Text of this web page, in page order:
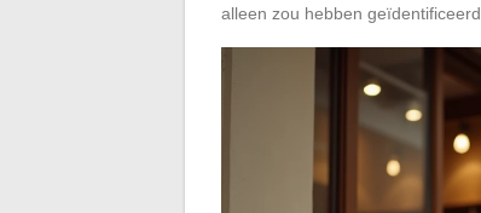
alleen zou hebben geïdentificeerd.